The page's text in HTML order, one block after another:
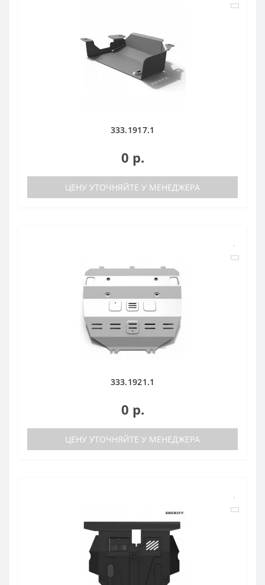
333.1917.1
0 р.
ЦЕНУ УТОЧНЯЙТЕ У МЕНЕДЖЕРА
333.1921.1
0 р.
ЦЕНУ УТОЧНЯЙТЕ У МЕНЕДЖЕРА